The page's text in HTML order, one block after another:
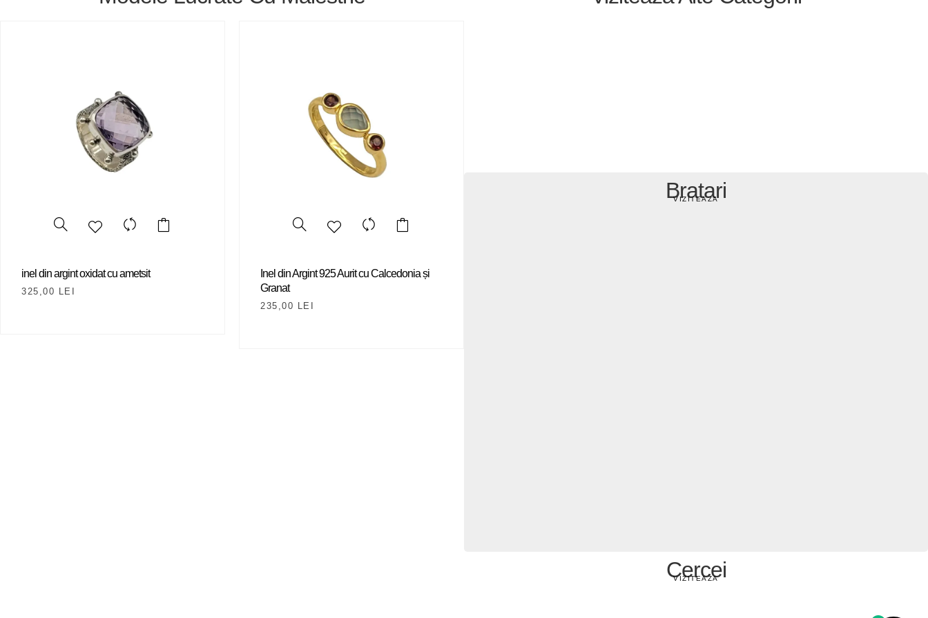
inel din argint oxidat cu ametsit
325,00 LEI
Inel din Argint 925 Aurit cu Calcedonia și
Granat
235,00 LEI
Bratari
VIZITEAZA
Cercei
VIZITEAZA